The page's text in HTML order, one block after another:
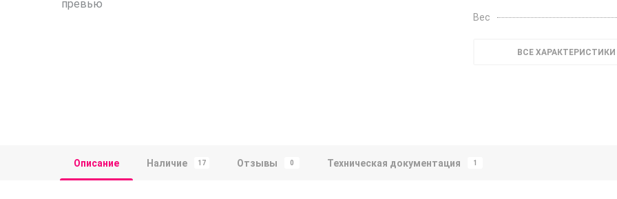
Вес
ВСЕ ХАРАКТЕРИСТИКИ
Описание Наличие 17 Отзывы 0 Техническая документация 1